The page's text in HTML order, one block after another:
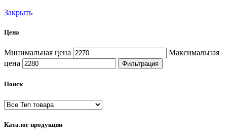
Закрыть
Цена
Минимальная цена
Максимальная
цена
Фильтрация
Поиск
Каталог продукции